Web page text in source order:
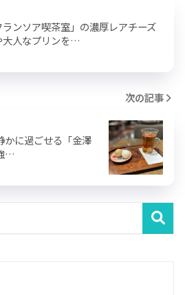
ランソア喫茶室」の濃厚レアチーズ
大人なプリンを…
次の記事
かに過ごせる「金澤
…